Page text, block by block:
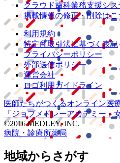
クラウド歯科業務支援シス
掲載情報の修正・削除はこ
利用規約
特定商取引法に基づく表記
プライバシーポリシー
外部送信ポリシー
運営会社
ロゴ利用ガイドライン
医師たちがつくるオンライン医
「ジョブメドレーアカデミー」
©2016 MEDLEY, INC.
病院・診療所薬局
地域からさがす